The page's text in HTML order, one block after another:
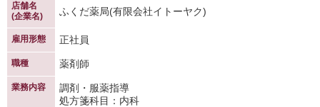
店舗名
(企業名)
ふくだ薬局(有限会社イトーヤク)
雇用形態 正社員
職種 薬剤師
業務内容
調剤・服薬指導
処方箋科目：内科